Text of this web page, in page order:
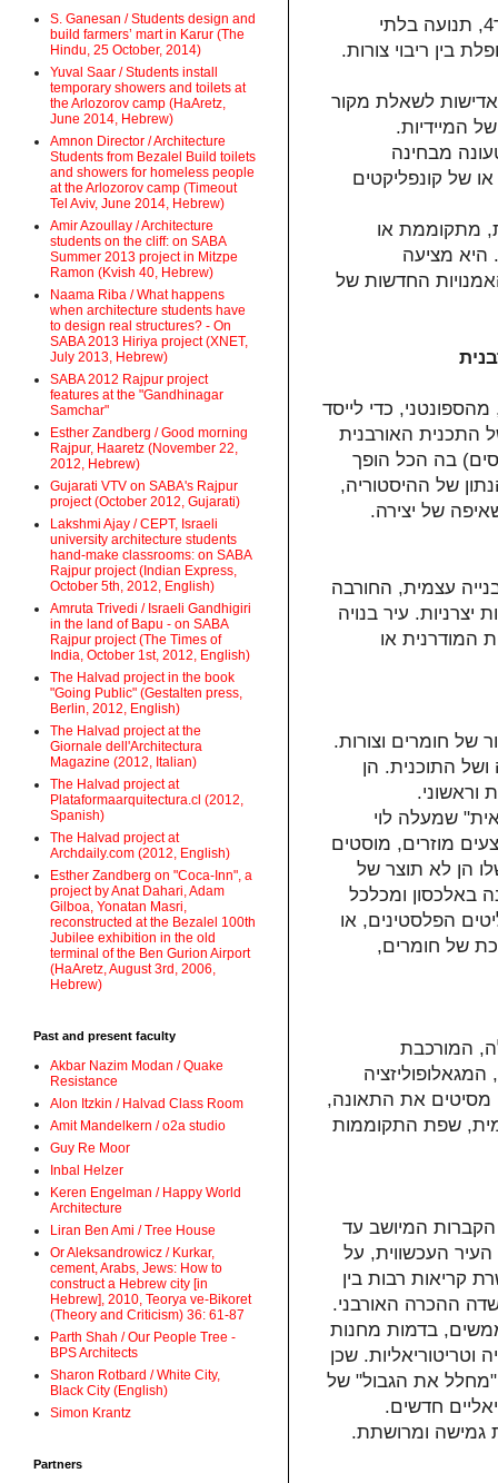
יותר מכל עיר אחרת, העיר המזרחית היא גילום של האי-סדר4, תנועה בלתי
בין ריבוי צורות.
אדישות לשאלת מקור
המיידיות.
מבחינה
של קונפליקטים
מתקוממת או
מציעה
החדשות של
המזרחית, חסרת-הסדר, היא עיר שצומחת מהאדמה6, מהספונטני, כדי לייסד
התכנית האורבנית
בה הכל הופך
של ההיסטוריה,
של יצירה.
עצמית, החורבה
עיר בנויה
המודרנית או
של חומרים וצורות.
ושל התוכנית. הן
שמעלה לוי
מוזרים, מוסטים
הן לא תוצר של
באלכסון ומכלכל
הפלסטינים, או
של חומרים,
המורכבת
מסיטים את התאונה,
שפת התקוממות
הקברות המיושב עד
העכשווית, על
קריאות רבות בין
ההכרה האורבני.
בדמות מחנות
שכן
"מחלל את הגבול" של
חדשים.
גמישה ומרושתת.
S. Ganesan / Students design and
build farmers’ mart in Karur (The
Hindu, 25 October, 2014)
Yuval Saar / Students install
temporary showers and toilets at
the Arlozorov camp (HaAretz,
June 2014, Hebrew)
Amnon Director / Architecture
Students from Bezalel Build toilets
and showers for homeless people
at the Arlozorov camp (Timeout
Tel Aviv, June 2014, Hebrew)
Amir Azoullay / Architecture
students on the cliff: on SABA
Summer 2013 project in Mitzpe
Ramon (Kvish 40, Hebrew)
Naama Riba / What happens
when architecture students have
to design real structures? - On
SABA 2013 Hiriya project (XNET,
July 2013, Hebrew)
SABA 2012 Rajpur project
features at the "Gandhinagar
Samchar"
Esther Zandberg / Good morning
Rajpur, Haaretz (November 22,
2012, Hebrew)
Gujarati VTV on SABA's Rajpur
project (October 2012, Gujarati)
Lakshmi Ajay / CEPT, Israeli
university architecture students
hand-make classrooms: on SABA
Rajpur project (Indian Express,
October 5th, 2012, English)
Amruta Trivedi / Israeli Gandhigiri
in the land of Bapu - on SABA
Rajpur project (The Times of
India, October 1st, 2012, English)
The Halvad project in the book
"Going Public" (Gestalten press,
Berlin, 2012, English)
The Halvad project at the
Giornale dell'Architectura
Magazine (2012, Italian)
The Halvad project at
Plataformaarquitectura.cl (2012,
Spanish)
The Halvad project at
Archdaily.com (2012, English)
Esther Zandberg on "Coca-Inn", a
project by Anat Dahari, Adam
Gilboa, Yonatan Masri,
reconstructed at the Bezalel 100th
Jubilee exhibition in the old
terminal of the Ben Gurion Airport
(HaAretz, August 3rd, 2006,
Hebrew)
Past and present faculty
Akbar Nazim Modan / Quake
Resistance
Alon Itzkin / Halvad Class Room
Amit Mandelkern / o2a studio
Guy Re Moor
Inbal Helzer
Keren Engelman / Happy World
Architecture
Liran Ben Ami / Tree House
Or Aleksandrowicz / Kurkar,
cement, Arabs, Jews: How to
construct a Hebrew city [in
Hebrew], 2010, Teorya ve-Bikoret
(Theory and Criticism) 36: 61-87
Parth Shah / Our People Tree -
BPS Architects
Sharon Rotbard / White City,
Black City (English)
Simon Krantz
Partners